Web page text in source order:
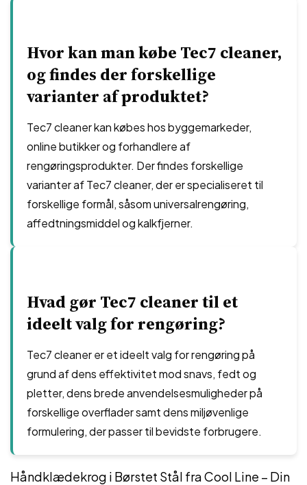
Hvor kan man købe Tec7 cleaner,
og findes der forskellige
varianter af produktet?
Tec7 cleaner kan købes hos byggemarkeder,
online butikker og forhandlere af
rengøringsprodukter. Der findes forskellige
varianter af Tec7 cleaner, der er specialiseret til
forskellige formål, såsom universalrengøring,
affedtningsmiddel og kalkfjerner.
Hvad gør Tec7 cleaner til et
ideelt valg for rengøring?
Tec7 cleaner er et ideelt valg for rengøring på
grund af dens effektivitet mod snavs, fedt og
pletter, dens brede anvendelsesmuligheder på
forskellige overflader samt dens miljøvenlige
formulering, der passer til bevidste forbrugere.
Håndklædekrog i Børstet Stål fra Cool Line – Din